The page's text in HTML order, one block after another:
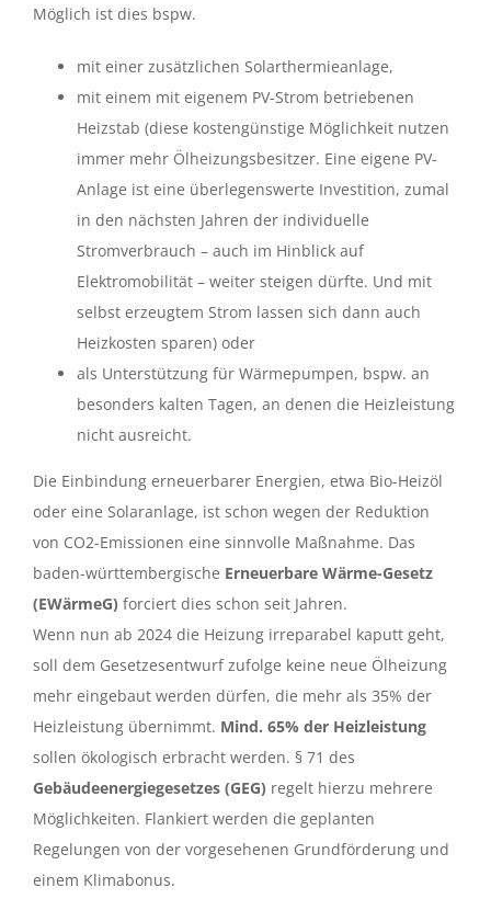
Möglich ist dies bspw.
mit einer zusätzlichen Solarthermieanlage,
mit einem mit eigenem PV-Strom betriebenen
Heizstab (diese kostengünstige Möglichkeit nutzen
immer mehr Ölheizungsbesitzer. Eine eigene PV-
Anlage ist eine überlegenswerte Investition, zumal
in den nächsten Jahren der individuelle
Stromverbrauch – auch im Hinblick auf
Elektromobilität – weiter steigen dürfte. Und mit
selbst erzeugtem Strom lassen sich dann auch
Heizkosten sparen) oder
als Unterstützung für Wärmepumpen, bspw. an
besonders kalten Tagen, an denen die Heizleistung
nicht ausreicht.
Die Einbindung erneuerbarer Energien, etwa Bio-Heizöl
oder eine Solaranlage, ist schon wegen der Reduktion
von CO2-Emissionen eine sinnvolle Maßnahme. Das
baden-württembergische Erneuerbare Wärme-Gesetz
(EWärmeG) forciert dies schon seit Jahren.
Wenn nun ab 2024 die Heizung irreparabel kaputt geht,
soll dem Gesetzesentwurf zufolge keine neue Ölheizung
mehr eingebaut werden dürfen, die mehr als 35% der
Heizleistung übernimmt. Mind. 65% der Heizleistung
sollen ökologisch erbracht werden. § 71 des
Gebäudeenergiegesetzes (GEG) regelt hierzu mehrere
Möglichkeiten. Flankiert werden die geplanten
Regelungen von der vorgesehenen Grundförderung und
einem Klimabonus.